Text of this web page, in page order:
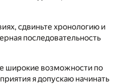
сдвиньте хронологию и
последовательность
широкие возможности по
я допускаю начинать